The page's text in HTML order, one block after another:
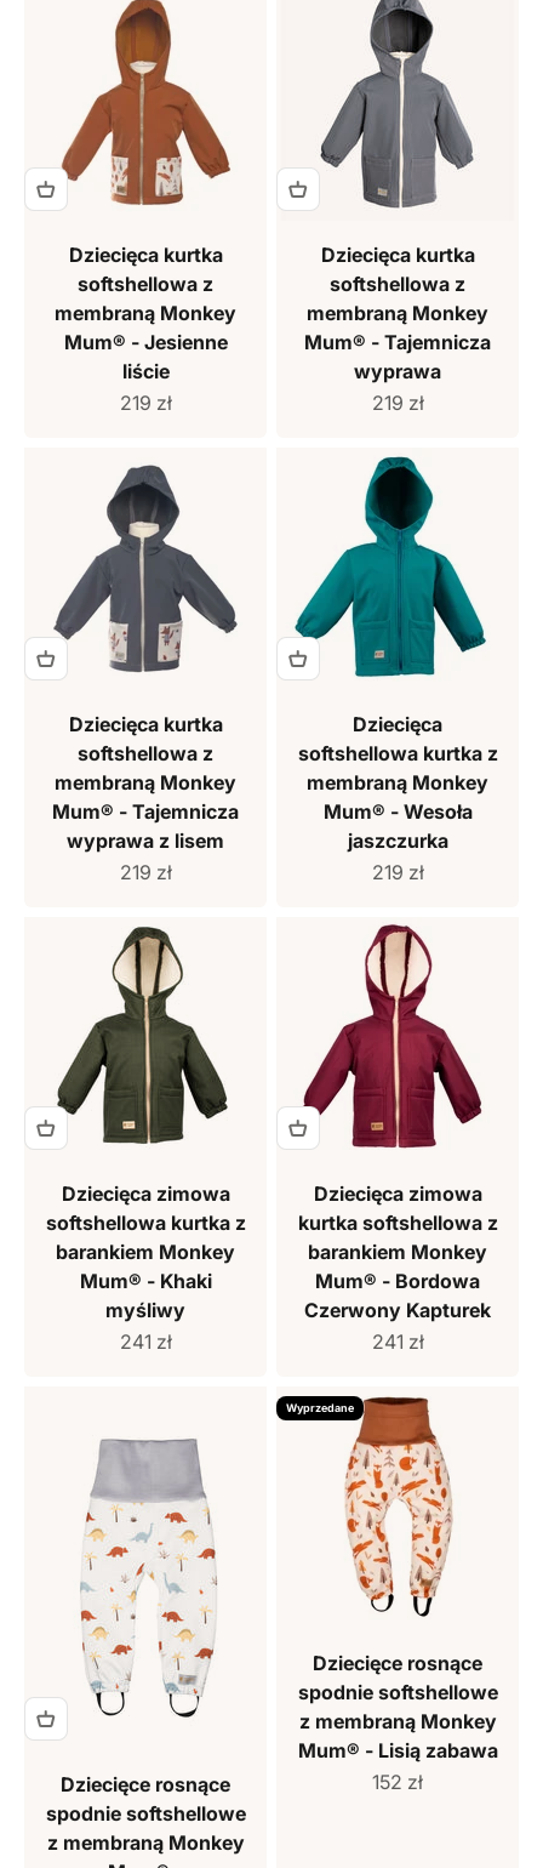
Dziecięca kurtka
softshellowa z
membraną Monkey
Mum® - Jesienne
liście
Cena sprzedaży
219 zł
Dziecięca kurtka
softshellowa z
membraną Monkey
Mum® - Tajemnicza
wyprawa
Cena sprzedaży
219 zł
Dziecięca kurtka
softshellowa z
membraną Monkey
Mum® - Tajemnicza
wyprawa z lisem
Cena sprzedaży
219 zł
Dziecięca
softshellowa kurtka z
membraną Monkey
Mum® - Wesoła
jaszczurka
Cena sprzedaży
219 zł
Dziecięca zimowa
softshellowa kurtka z
barankiem Monkey
Mum® - Khaki
myśliwy
Cena sprzedaży
241 zł
Dziecięca zimowa
kurtka softshellowa z
barankiem Monkey
Mum® - Bordowa
Czerwony Kapturek
Cena sprzedaży
241 zł
Dziecięce rosnące
spodnie softshellowe
z membraną Monkey
Wyprzedane
Dziecięce rosnące
spodnie softshellowe
z membraną Monkey
Mum® - Lisią zabawa
Cena sprzedaży
152 zł